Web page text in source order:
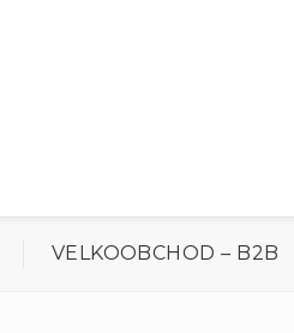
VELKOOBCHOD – B2B